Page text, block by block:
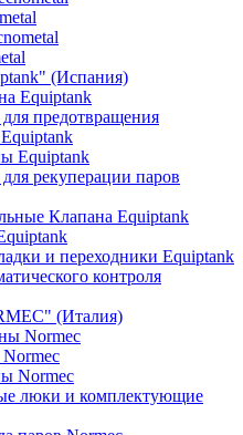
(Испания)
Equiptank
предотвращения
Equiptank
рекуперации паров
Клапана Equiptank
и переходники Equiptank
контроля
(Италия)
Normec
Normec
люки и комплектующие